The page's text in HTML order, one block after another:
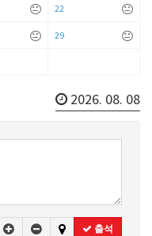
22
29
2026. 08. 08
출석